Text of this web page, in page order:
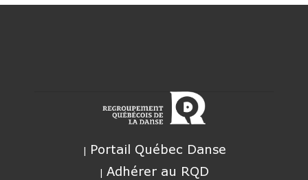
Portail Québec Danse
Adhérer au RQD